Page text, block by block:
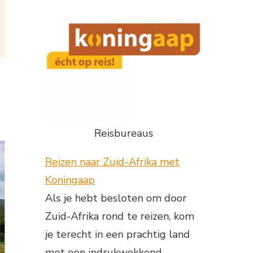
Reisbureaus
Reizen naar Zuid-Afrika met
Koningaap
Als je hebt besloten om door
Zuid-Afrika rond te reizen, kom
je terecht in een prachtig land